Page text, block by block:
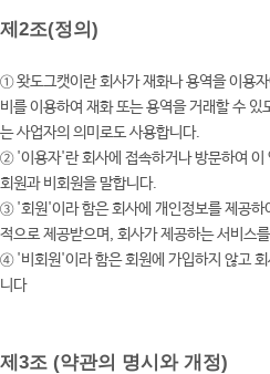
제2조(정의)
①왓도그캣이란 회사가 재화나 용역을 이용
비를 이용하여 재화 또는 용역을 거래할 수
는 사업자의 의미로도 사용합니다.
②'이용자'란 회사에 접속하거나 방문하여 이
회원과 비회원을 말합니다.
③'회원'이라 함은 회사에 개인정보를 제공하
적으로 제공받으며, 회사가 제공하는 서비
④'비회원'이라 함은 회원에 가입하지 않고
니다
제3조 (약관의 명시와 개정)